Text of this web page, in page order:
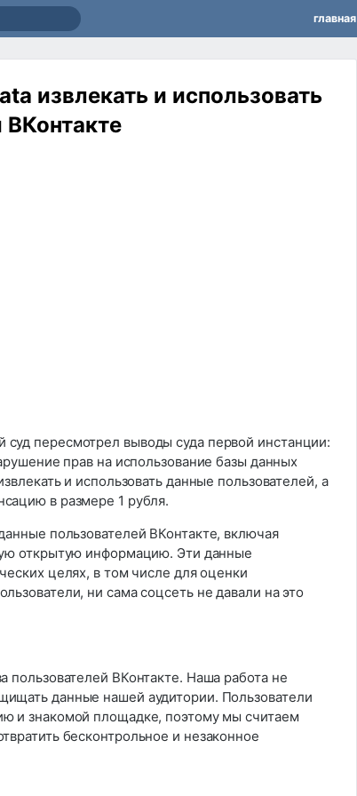
главная
извлекать и использовать
пересмотрел выводы суда первой инстанции:
прав на использование базы данных
и использовать данные пользователей, а
в размере 1 рубля.
пользователей ВКонтакте, включая
открытую информацию. Эти данные
целях, в том числе для оценки
ни сама соцсеть не давали на это
пользователей ВКонтакте. Наша работа не
данные нашей аудитории. Пользователи
и знакомой площадке, поэтому мы считаем
бесконтрольное и незаконное